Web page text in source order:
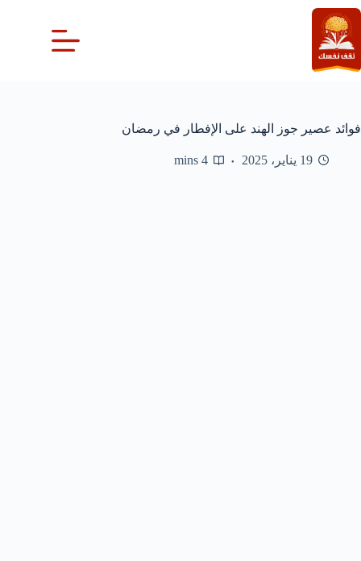
التجاوز
إلى
المحتوى
فوائد عصير جوز الهند على الإفطار في رمضان
19 يناير، 2025 4 mins